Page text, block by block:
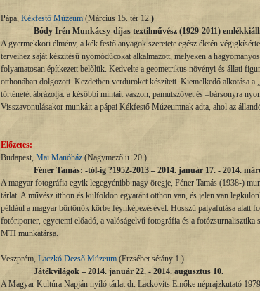
Pápa, Kékfestő Múzeum (Március 15. tér 12.)
Bódy Irén Munkácsy-díjas textilművész (1929-2011)
A gyermekkori élmény, a kék festő anyagok szeretete egész életén
terveihez saját készítésű nyomódúcokat alkalmazott, melyeken a
folyamatosan építkezett belőlük. Kedvelte a geometrikus növényi és állati
otthonában dolgozott. Kezdetben verdüröket készített. Kiemelkedő alkotása
történetét ábrázolja. a későbbi mintáit vászon, pamutszövet és –bársonyra
Visszavonulásakor munkáit a pápai Kékfestő Múzeumnak adta, ahol az
Előzetes:
Budapest, Mai Manóház (Nagymező u. 20.)
Féner Tamás: -tól-ig ?1952-2013 – 2014. január 17. - 2014.
A magyar fotográfia egyik legegyénibb nagy öregje, Féner Tamás (1938-)
tárlat. A művész itthon és külföldön egyaránt otthon van, és jelen van
például a magyar börtönök körbe féynképezésével. Hosszú pályafutása alatt
fotóriporter, egyetemi előadó, a valóságelvű fotográfia és a fotózsurnalisztika
MTI munkatársa.
Veszprém, Laczkó Dezső Múzeum (Erzsébet sétány 1.)
Játékvilágok – 2014. január 22. - 2014. augusztus 10.
A Magyar Kultúra Napján nyíló tárlat dr. Lackovits Emőke néprajzkutató